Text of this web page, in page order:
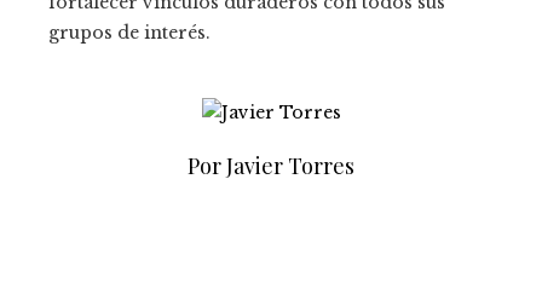
grupos de interés.
Por Javier Torres